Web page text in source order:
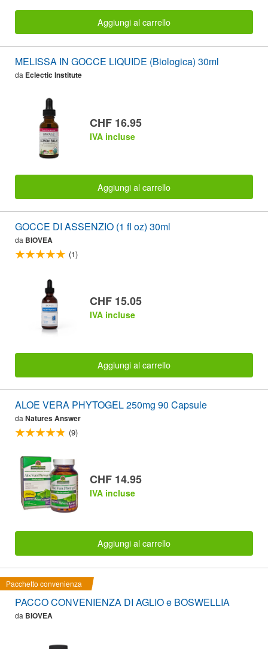
Aggiungi al carrello
MELISSA IN GOCCE LIQUIDE (Biologica) 30ml
da Eclectic Institute
CHF 16.95
IVA incluse
Aggiungi al carrello
GOCCE DI ASSENZIO (1 fl oz) 30ml
da BIOVEA
(1)
CHF 15.05
IVA incluse
Aggiungi al carrello
ALOE VERA PHYTOGEL 250mg 90 Capsule
da Natures Answer
(9)
CHF 14.95
IVA incluse
Aggiungi al carrello
Pacchetto convenienza
PACCO CONVENIENZA DI AGLIO e BOSWELLIA
da BIOVEA